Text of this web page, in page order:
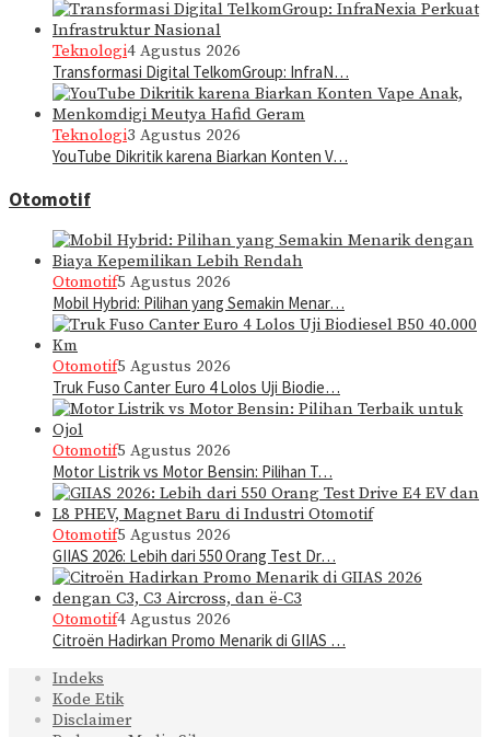
Teknologi4 Agustus 2026
Transformasi Digital TelkomGroup: InfraN…
Teknologi3 Agustus 2026
YouTube Dikritik karena Biarkan Konten V…
Otomotif
Otomotif5 Agustus 2026
Mobil Hybrid: Pilihan yang Semakin Menar…
Otomotif5 Agustus 2026
Truk Fuso Canter Euro 4 Lolos Uji Biodie…
Otomotif5 Agustus 2026
Motor Listrik vs Motor Bensin: Pilihan T…
Otomotif5 Agustus 2026
GIIAS 2026: Lebih dari 550 Orang Test Dr…
Otomotif4 Agustus 2026
Citroën Hadirkan Promo Menarik di GIIAS …
Indeks
Kode Etik
Disclaimer